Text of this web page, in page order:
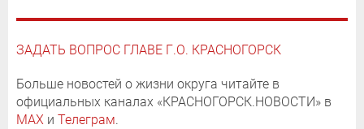
ЗАДАТЬ ВОПРОС ГЛАВЕ Г.О. КРАСНОГОРСК
Больше новостей о жизни округа читайте в
официальных каналах «КРАСНОГОРСК.НОВОСТИ» в
MAX и Телеграм.